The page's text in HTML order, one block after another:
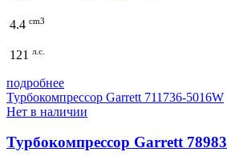
4.4 cm3
121 л.с.
подробнее
Турбокомпрессор Garrett 711736-5016W
Нет в наличии
Турбокомпрессор Garrett